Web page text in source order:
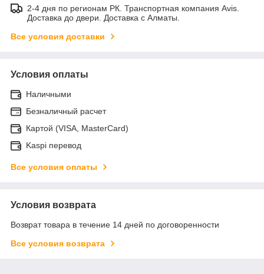
2-4 дня по регионам РК. Транспортная компания Avis.
Доставка до двери. Доставка с Алматы.
Все условия доставки
Условия оплаты
Наличными
Безналичный расчет
Картой (VISA, MasterCard)
Kaspi перевод
Все условия оплаты
Условия возврата
Возврат товара в течение 14 дней по договоренности
Все условия возврата